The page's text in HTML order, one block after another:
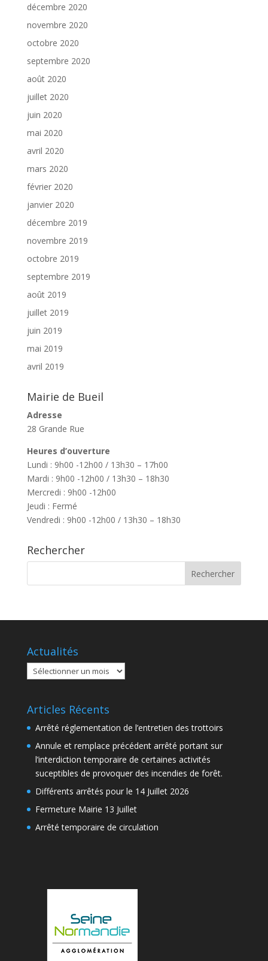
décembre 2020
novembre 2020
octobre 2020
septembre 2020
août 2020
juillet 2020
juin 2020
mai 2020
avril 2020
mars 2020
février 2020
janvier 2020
décembre 2019
novembre 2019
octobre 2019
septembre 2019
août 2019
juillet 2019
juin 2019
mai 2019
avril 2019
Mairie de Bueil
Adresse
28 Grande Rue
Heures d’ouverture
Lundi : 9h00 -12h00 / 13h30 – 17h00
Mardi : 9h00 -12h00 / 13h30 – 18h30
Mercredi : 9h00 -12h00
Jeudi : Fermé
Vendredi : 9h00 -12h00 / 13h30 – 18h30
Rechercher
Actualités
Actualités
Articles Récents
Arrêté réglementation de l’entretien des trottoirs
Annule et remplace précédent arrêté portant sur
l’interdiction temporaire de certaines activités
suceptibles de provoquer des incendies de forêt.
Différents arrêtés pour le 14 Juillet 2026
Fermeture Mairie 13 Juillet
Arrêté temporaire de circulation